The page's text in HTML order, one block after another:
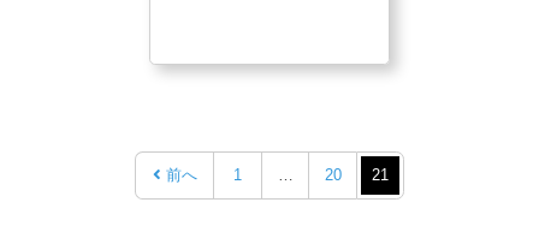
前へ 1 … 20 21